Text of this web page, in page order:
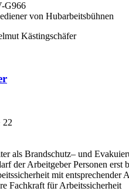
G966
von Hubarbeitsbühnen
Kästingschäfer
22
als Brandschutz– und
der Arbeitgeber Personen
mit
Fachkraft für Arbeitssicherheit